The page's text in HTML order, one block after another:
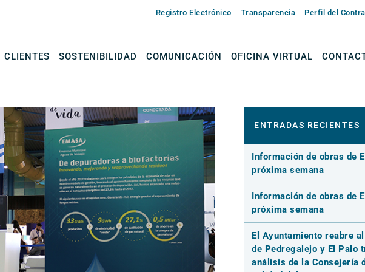
Registro Electrónico Transparencia Perfil del
CLIENTES SOSTENIBILIDAD COMUNICACIÓN OFICINA VIRTUAL
ENTRADAS RECIENTES
Información de obras de
próxima semana
Información de obras de
próxima semana
El Ayuntamiento reabre
de Pedregalejo y El Palo
análisis de la Consejería